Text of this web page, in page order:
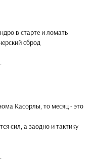
в старте и ломать
сброд
Касорлы, то месяц - это
сил, а заодно и тактику